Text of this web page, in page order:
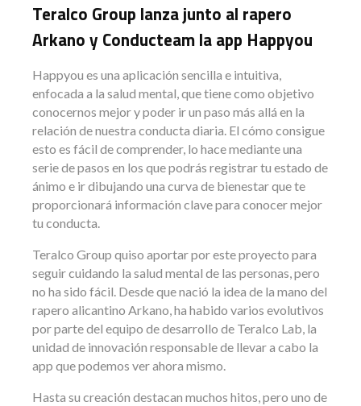
Teralco Group lanza junto al rapero
Arkano y Conducteam la app Happyou
Happyou es una aplicación sencilla e intuitiva,
enfocada a la salud mental, que tiene como objetivo
conocernos mejor y poder ir un paso más allá en la
relación de nuestra conducta diaria. El cómo consigue
esto es fácil de comprender, lo hace mediante una
serie de pasos en los que podrás registrar tu estado de
ánimo e ir dibujando una curva de bienestar que te
proporcionará información clave para conocer mejor
tu conducta.
Teralco Group quiso aportar por este proyecto para
seguir cuidando la salud mental de las personas, pero
no ha sido fácil. Desde que nació la idea de la mano del
rapero alicantino Arkano, ha habido varios evolutivos
por parte del equipo de desarrollo de Teralco Lab, la
unidad de innovación responsable de llevar a cabo la
app que podemos ver ahora mismo.
Hasta su creación destacan muchos hitos, pero uno de